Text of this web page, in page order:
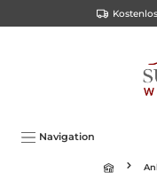
Navigation